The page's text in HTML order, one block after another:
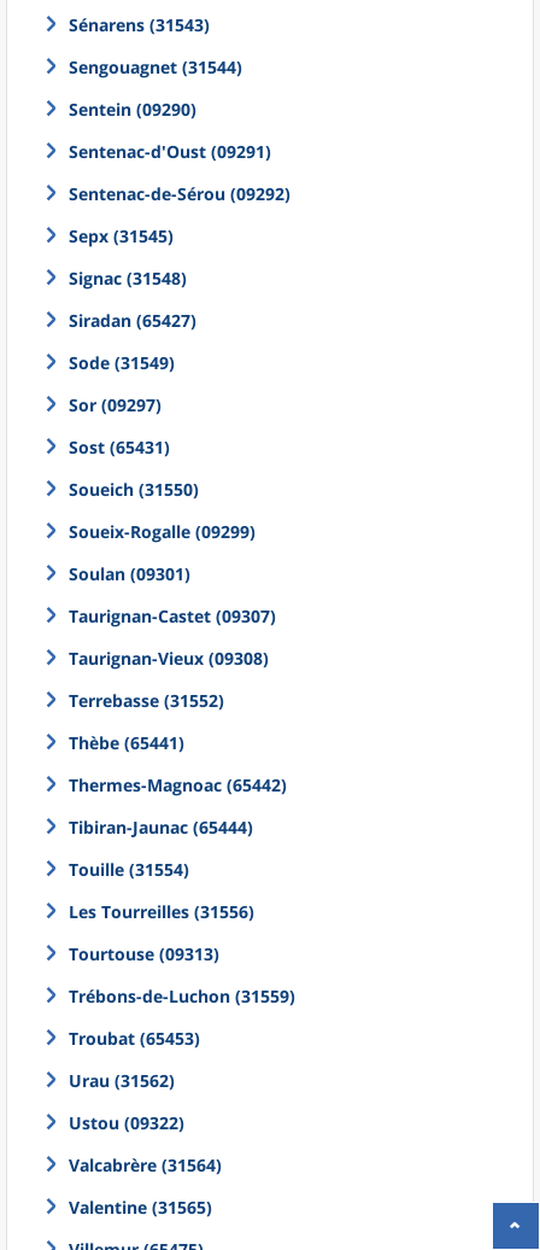
Sénarens (31543)
Sengouagnet (31544)
Sentein (09290)
Sentenac-d'Oust (09291)
Sentenac-de-Sérou (09292)
Sepx (31545)
Signac (31548)
Siradan (65427)
Sode (31549)
Sor (09297)
Sost (65431)
Soueich (31550)
Soueix-Rogalle (09299)
Soulan (09301)
Taurignan-Castet (09307)
Taurignan-Vieux (09308)
Terrebasse (31552)
Thèbe (65441)
Thermes-Magnoac (65442)
Tibiran-Jaunac (65444)
Touille (31554)
Les Tourreilles (31556)
Tourtouse (09313)
Trébons-de-Luchon (31559)
Troubat (65453)
Urau (31562)
Ustou (09322)
Valcabrère (31564)
Valentine (31565)